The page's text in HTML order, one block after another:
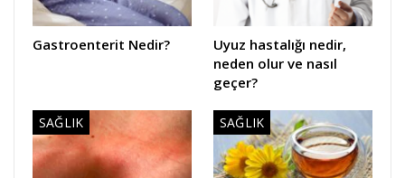
Gastroenterit Nedir?
Uyuz hastalığı nedir,
neden olur ve nasıl
geçer?
SAĞLIK SAĞLIK